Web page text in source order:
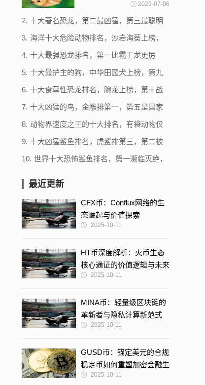
2023-07-06
2. 十大著名恐龙，第二最凶猛，第三最聪明
3. 海洋十大危险动物排名，沙岩海葵上榜，
4. 十大最强恐龙排名，第一比霸王龙更厉
5. 十大最护主的狗，中华田园犬上榜，第九
6. 十大食草性恐龙排名，腕龙上榜，第十战
7. 十大凶猛的鸟，金雕排第一，第五是国家
8. 动物界速度之王的十大排名，有袋动物仅
9. 十大凶猛鲨鱼排名，虎鲨排第三，第二被
10. 世界十大恐怖鲨鱼排名，第一濒临灭绝，
最近更新
CFX币：Conflux网络的生
态崛起与价值探索
2025-10-11
HT币深度解析：火币生态
核心通证的价值逻辑与未来
展望2025-10-11
MINA币：轻量级区块链的
革新者与隐私计算新范式
2025-10-11
GUSD币：锚定美元的合规
稳定币如何重塑加密金融生
态？2025-10-11